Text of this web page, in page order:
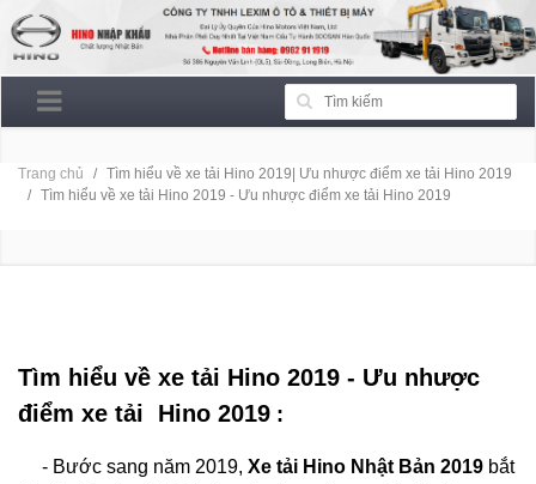
Trang chủ
Tìm hiểu về xe tải Hino 2019| Ưu nhược điểm xe tải Hino 2019
Tìm hiểu về xe tải Hino 2019 - Ưu nhược điểm xe tải Hino 2019
Tìm hiểu về xe tải Hino 2019 - Ưu nhược
điểm xe tải Hino 2019 :
- Bước sang năm 2019, Xe tải Hino Nhật Bản 2019 bắt